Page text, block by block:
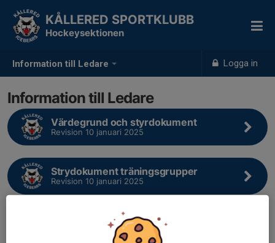
Information till Ledare Logga in
KÅLLERED SPORTKLUBB
Hockeysektionen
Information till Ledare
Värdegrund och styrdokument
Revision 10 januari 2025
Strydokument träningsgrupper
Revision 10 januari 2025
Att bilda ett lag